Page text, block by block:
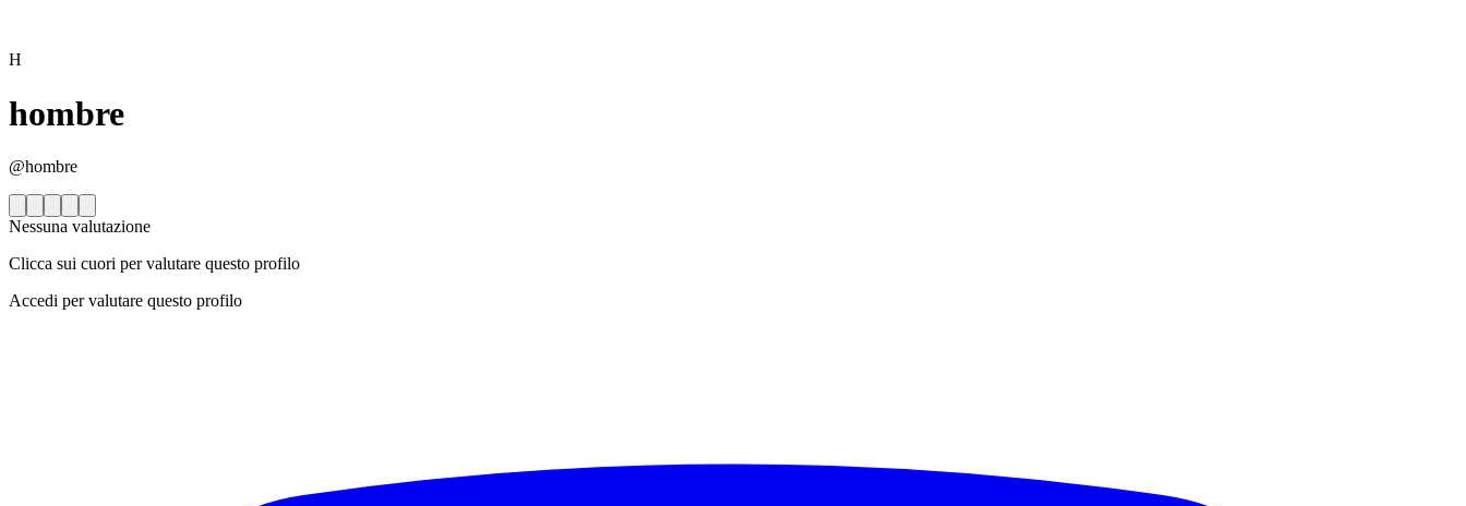
H
hombre
@hombre
Nessuna valutazione
Clicca sui cuori per valutare questo profilo
Accedi per valutare questo profilo